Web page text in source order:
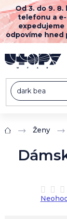
Přejít
na
obsah
Od 3. do 9.
telefonu a e-
expedujeme
odpovíme hned
Domů Ženy